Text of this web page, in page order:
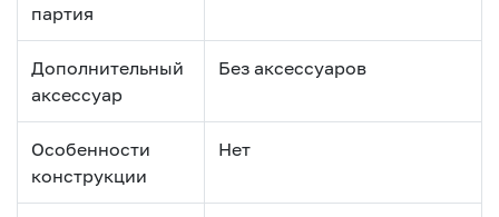
партия
Дополнительный
аксессуар
Без аксессуаров
Особенности
конструкции
Нет